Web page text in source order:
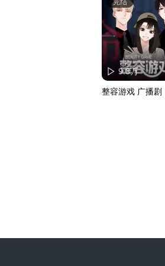
完结
9.3万
整容游戏 广播剧